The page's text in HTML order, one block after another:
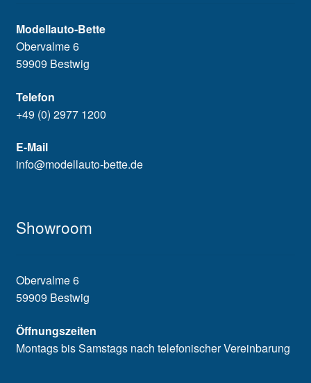
Modellauto-Bette
Obervalme 6
59909 Bestwig
Telefon
+49 (0) 2977 1200
E-Mail
info@modellauto-bette.de
Showroom
Obervalme 6
59909 Bestwig
Öffnungszeiten
Montags bis Samstags nach telefonischer Vereinbarung